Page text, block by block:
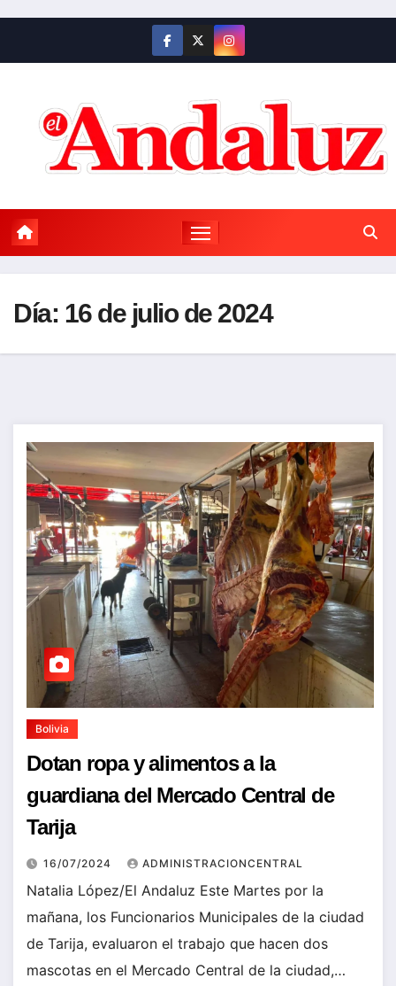
contenido
Día: 16 de julio de 2024
Bolivia
Dotan ropa y alimentos a la
guardiana del Mercado Central de
Tarija
16/07/2024 ADMINISTRACIONCENTRAL
Natalia López/El Andaluz Este Martes por la
mañana, los Funcionarios Municipales de la ciudad
de Tarija, evaluaron el trabajo que hacen dos
mascotas en el Mercado Central de la ciudad,…